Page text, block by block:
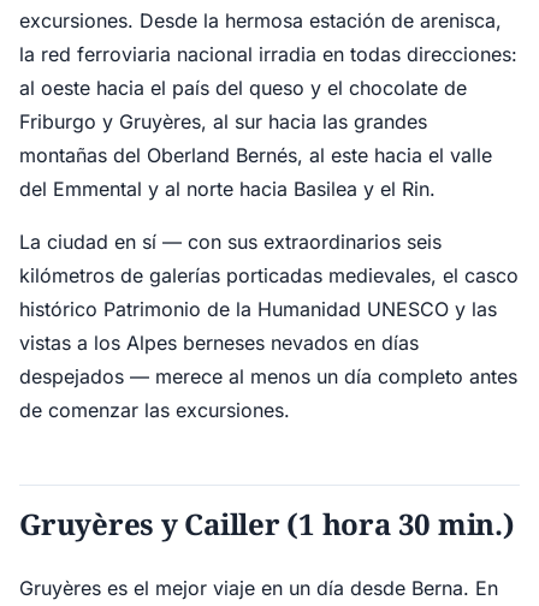
excursiones. Desde la hermosa estación de arenisca,
la red ferroviaria nacional irradia en todas direcciones:
al oeste hacia el país del queso y el chocolate de
Friburgo y Gruyères, al sur hacia las grandes
montañas del Oberland Bernés, al este hacia el valle
del Emmental y al norte hacia Basilea y el Rin.
La ciudad en sí — con sus extraordinarios seis
kilómetros de galerías porticadas medievales, el casco
histórico Patrimonio de la Humanidad UNESCO y las
vistas a los Alpes berneses nevados en días
despejados — merece al menos un día completo antes
de comenzar las excursiones.
Gruyères y Cailler (1 hora 30 min.)
Gruyères es el mejor viaje en un día desde Berna. En